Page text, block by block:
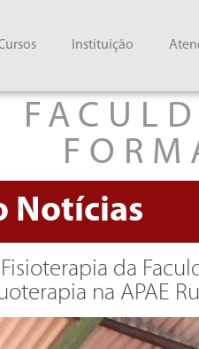
Instituição
Notícias
da
na APAE